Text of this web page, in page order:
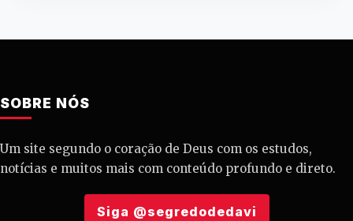
SOBRE NÓS
Um site segundo o coração de Deus com os estudos,
notícias e muitos mais com conteúdo profundo e direto.
Siga @segredodedavi